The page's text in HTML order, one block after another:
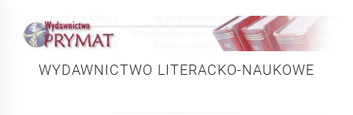
content
WYDAWNICTWO LITERACKO-NAUKOWE